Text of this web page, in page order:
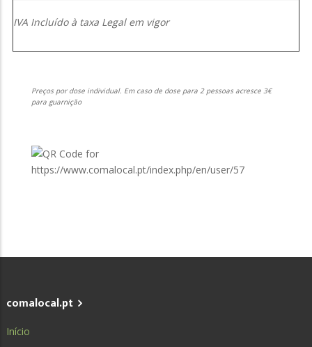
IVA Incluído à taxa Legal em vigor
Preços por dose individual. Em caso de dose para 2 pessoas acresce 3€
para guarnição
comalocal.pt
Início